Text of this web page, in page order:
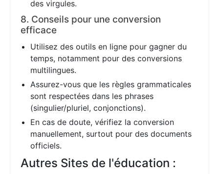
des virgules.
8. Conseils pour une conversion
efficace
Utilisez des outils en ligne pour gagner du
temps, notamment pour des conversions
multilingues.
Assurez-vous que les règles grammaticales
sont respectées dans les phrases
(singulier/pluriel, conjonctions).
En cas de doute, vérifiez la conversion
manuellement, surtout pour des documents
officiels.
Autres Sites de l'éducation :